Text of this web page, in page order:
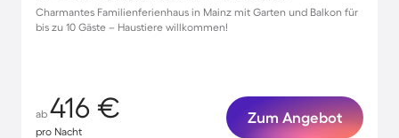
Charmantes Familienferienhaus in Mainz mit Garten und Balkon für
bis zu 10 Gäste – Haustiere willkommen!
ab 416 €
pro Nacht
Zum Angebot